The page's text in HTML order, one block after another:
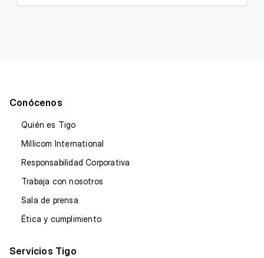
Conócenos
Quién es Tigo
Millicom International
Responsabilidad Corporativa
Trabaja con nosotros
Sala de prensa
Ética y cumplimiento
Servicios Tigo